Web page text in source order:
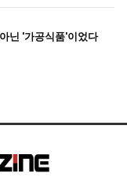
닌 '가공식품'이었다